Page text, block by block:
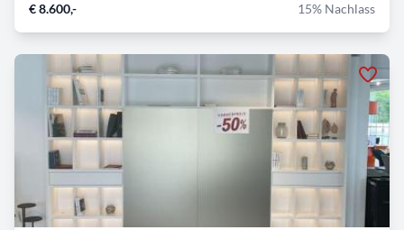
€ 8.600,- 15% Nachlass